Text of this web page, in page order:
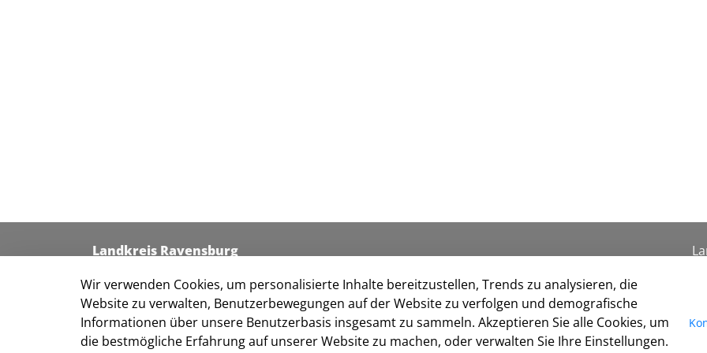
Landkreis Ravensburg
Friedenstraße 6
88212 Ravensburg
Kontakt
Wir verwenden Cookies, um personalisierte Inhalte bereitzustellen, Trends zu analysieren, die
Website zu verwalten, Benutzerbewegungen auf der Website zu verfolgen und demografische
Informationen über unsere Benutzerbasis insgesamt zu sammeln. Akzeptieren Sie alle Cookies, um
die bestmögliche Erfahrung auf unserer Website zu machen, oder verwalten Sie Ihre Einstellungen.